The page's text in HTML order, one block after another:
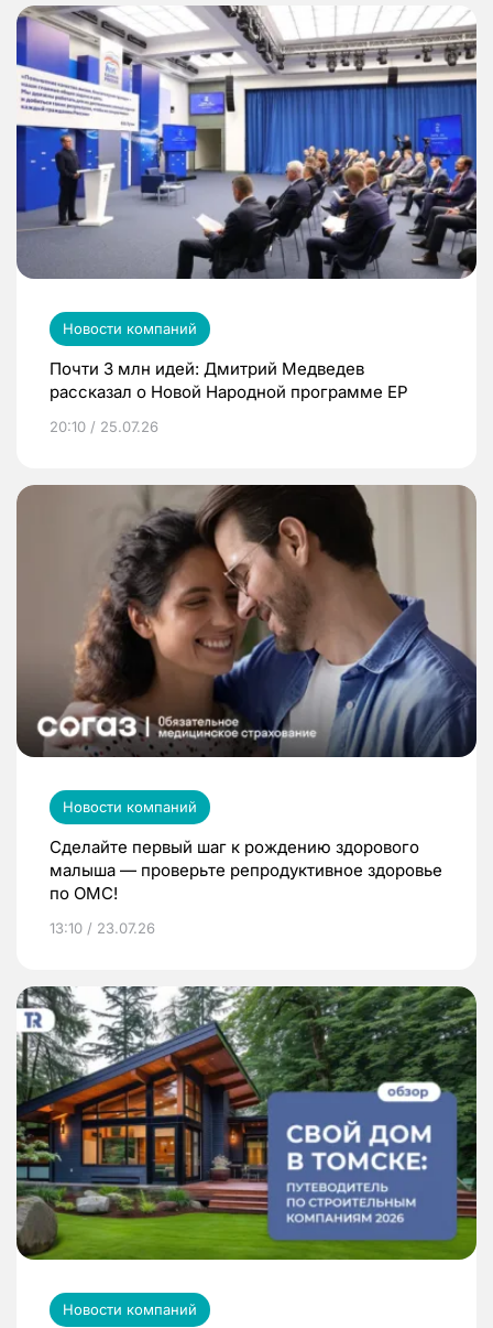
Новости компаний
Почти 3 млн идей: Дмитрий Медведев
рассказал о Новой Народной программе ЕР
20:10 / 25.07.26
Новости компаний
Сделайте первый шаг к рождению здорового
малыша — проверьте репродуктивное здоровье
по ОМС!
13:10 / 23.07.26
Новости компаний